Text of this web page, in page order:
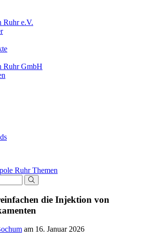
Ruhr e.V.
Ruhr GmbH
Ruhr Themen
die Injektion von
am 16. Januar 2026